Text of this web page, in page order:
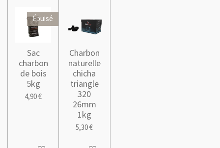
Épuisé
Sac
charbon
de bois
5kg
4,90 €
Charbon
naturelle
chicha
triangle
320
26mm
1kg
5,30 €